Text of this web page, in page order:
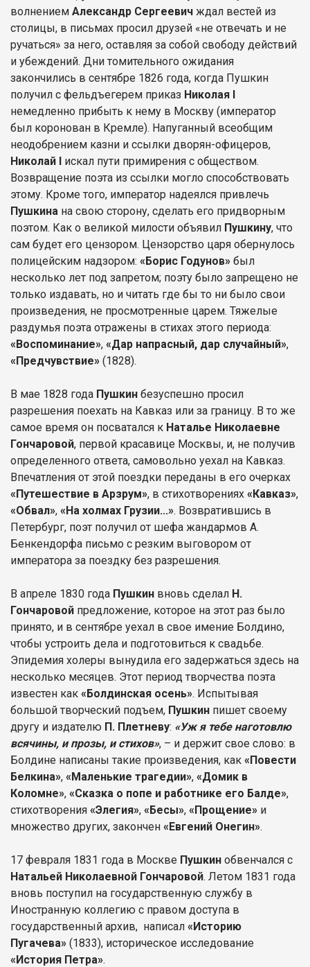
волнением Александр Сергеевич ждал вестей из
столицы, в письмах просил друзей «не отвечать и не
ручаться» за него, оставляя за собой свободу действий
и убеждений. Дни томительного ожидания
закончились в сентябре 1826 года, когда Пушкин
получил с фельдъегерем приказ Николая I
немедленно прибыть к нему в Москву (император
был коронован в Кремле). Напуганный всеобщим
неодобрением казни и ссылки дворян-офицеров,
Николай I искал пути примирения с обществом.
Возвращение поэта из ссылки могло способствовать
этому. Кроме того, император надеялся привлечь
Пушкина на свою сторону, сделать его придворным
поэтом. Как о великой милости объявил Пушкину, что
сам будет его цензором. Цензорство царя обернулось
полицейским надзором: «Борис Годунов» был
несколько лет под запретом; поэту было запрещено не
только издавать, но и читать где бы то ни было свои
произведения, не просмотренные царем. Тяжелые
раздумья поэта отражены в стихах этого периода:
«Воспоминание», «Дар напрасный, дар случайный»,
«Предчувствие» (1828).
В мае 1828 года Пушкин безуспешно просил
разрешения поехать на Кавказ или за границу. В то же
самое время он посватался к Наталье Николаевне
Гончаровой, первой красавице Москвы, и, не получив
определенного ответа, самовольно уехал на Кавказ.
Впечатления от этой поездки переданы в его очерках
«Путешествие в Арзрум», в стихотворениях «Кавказ»,
«Обвал», «На холмах Грузии...». Возвратившись в
Петербург, поэт получил от шефа жандармов А.
Бенкендорфа письмо с резким выговором от
императора за поездку без разрешения.
В апреле 1830 года Пушкин вновь сделал Н.
Гончаровой предложение, которое на этот раз было
принято, и в сентябре уехал в свое имение Болдино,
чтобы устроить дела и подготовиться к свадьбе.
Эпидемия холеры вынудила его задержаться здесь на
несколько месяцев. Этот период творчества поэта
известен как «Болдинская осень». Испытывая
большой творческий подъем, Пушкин пишет своему
другу и издателю П. Плетневу: «Уж я тебе наготовлю
всячины, и прозы, и стихов», – и держит свое слово: в
Болдине написаны такие произведения, как «Повести
Белкина», «Маленькие трагедии», «Домик в
Коломне», «Сказка о попе и работнике его Балде»,
стихотворения «Элегия», «Бесы», «Прощение» и
множество других, закончен «Евгений Онегин».
17 февраля 1831 года в Москве Пушкин обвенчался с
Натальей Николаевной Гончаровой. Летом 1831 года
вновь поступил на государственную службу в
Иностранную коллегию с правом доступа в
государственный архив, написал «Историю
Пугачева» (1833), историческое исследование
«История Петра».